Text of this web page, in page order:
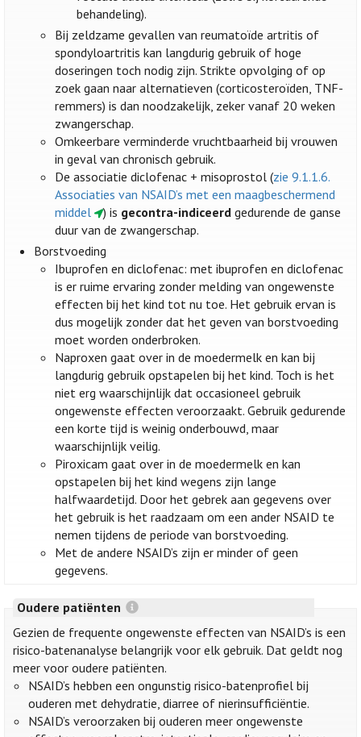
behandeling).
Bij zeldzame gevallen van reumatoïde artritis of
spondyloartritis kan langdurig gebruik of hoge
doseringen toch nodig zijn. Strikte opvolging of op
zoek gaan naar alternatieven (corticosteroïden, TNF-
remmers) is dan noodzakelijk, zeker vanaf 20 weken
zwangerschap.
Omkeerbare verminderde vruchtbaarheid bij vrouwen
in geval van chronisch gebruik.
De associatie diclofenac + misoprostol (zie 9.1.1.6.
Associaties van NSAID’s met een maagbeschermend
middel
) is gecontra-indiceerdgedurende de ganse
duur van de zwangerschap.
Borstvoeding
Ibuprofen en diclofenac: met ibuprofen en diclofenac
is er ruime ervaring zonder melding van ongewenste
effecten bij het kind tot nu toe. Het gebruik ervan is
dus mogelijk zonder dat het geven van borstvoeding
moet worden onderbroken.
Naproxen gaat over in de moedermelk en kan bij
langdurig gebruik opstapelen bij het kind. Toch is het
niet erg waarschijnlijk dat occasioneel gebruik
ongewenste effecten veroorzaakt. Gebruik gedurende
een korte tijd is weinig onderbouwd, maar
waarschijnlijk veilig.
Piroxicam gaat over in de moedermelk en kan
opstapelen bij het kind wegens zijn lange
halfwaardetijd. Door het gebrek aan gegevens over
het gebruik is het raadzaam om een ander NSAID te
nemen tijdens de periode van borstvoeding.
Met de andere NSAID’s zijn er minder of geen
gegevens.
Oudere patiënten
Gezien de frequente ongewenste effecten van NSAID’s is een
risico-batenanalyse belangrijk voor elk gebruik. Dat geldt nog
meer voor oudere patiënten.
NSAID’s hebben een ongunstig risico-batenprofiel bij
ouderen met dehydratie, diarree of nierinsufficiëntie.
NSAID’s veroorzaken bij ouderen meer ongewenste